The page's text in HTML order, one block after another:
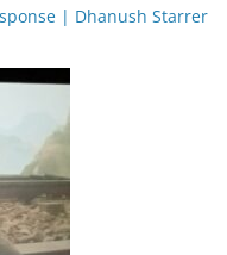
| Dhanush Starrer